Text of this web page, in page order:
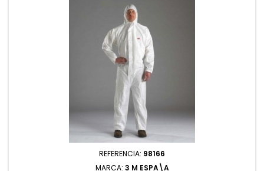
REFERENCIA: 98166
MARCA: 3 M ESPA\A